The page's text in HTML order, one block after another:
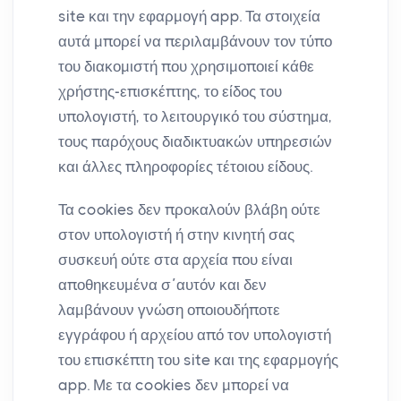
site και την εφαρμογή app. Τα στοιχεία
αυτά μπορεί να περιλαμβάνουν τον τύπο
του διακομιστή που χρησιμοποιεί κάθε
χρήστης-επισκέπτης, το είδος του
υπολογιστή, το λειτουργικό του σύστημα,
τους παρόχους διαδικτυακών υπηρεσιών
και άλλες πληροφορίες τέτοιου είδους.
Τα cookies δεν προκαλούν βλάβη ούτε
στον υπολογιστή ή στην κινητή σας
συσκευή ούτε στα αρχεία που είναι
αποθηκευμένα σ΄αυτόν και δεν
λαμβάνουν γνώση οποιουδήποτε
εγγράφου ή αρχείου από τον υπολογιστή
του επισκέπτη του site και της εφαρμογής
app. Με τα cookies δεν μπορεί να